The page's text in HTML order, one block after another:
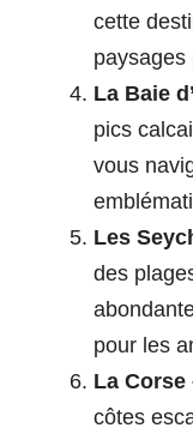
cette
paysages
La Baie
pics
vous
Les
des
pour les
La Corse
côtes